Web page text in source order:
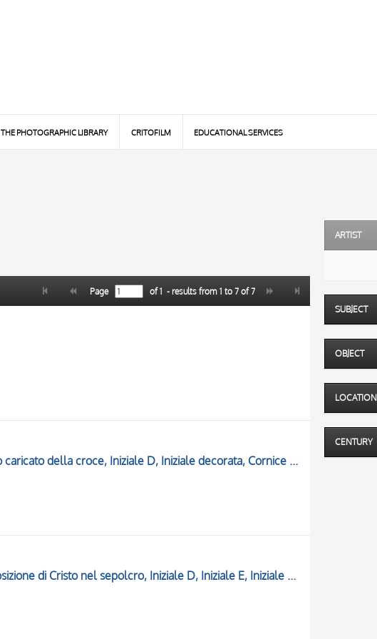
THE PHOTOGRAPHIC LIBRARY CRITOFILM EDUCATIONAL SERVICES
Page of1 - results from 1 to 7of7
Storie della Passione di Cristo, Cristo caricato della croce, Iniziale D, Iniziale decorata, Cornice con motivi decorativi fitomorfi
Storie della Passione di Cristo, Deposizione di Cristo nel sepolcro, Iniziale D, Iniziale E, Iniziale decorata, Cornice con motivi decorativi fitomorfi
ARTIST
SUBJECT
OBJECT
LOCATION
CENTURY